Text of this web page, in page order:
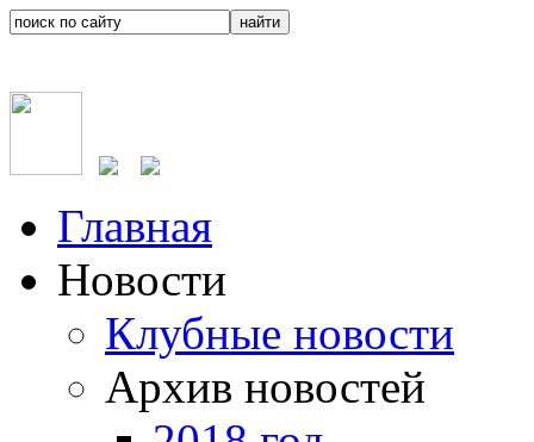
Главная
Новости
Клубные новости
Архив новостей